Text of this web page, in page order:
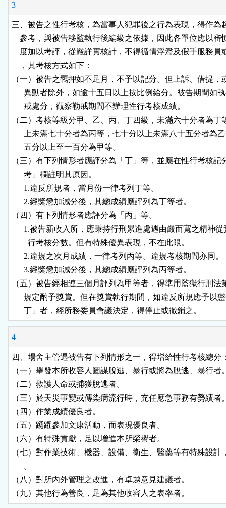
3
三、被告之性行考核，為當事人犯罪後之行為表現，得作為
參考，與被告移監執行後編級之依據，因此各單位應以審
度加以考評，從嚴詳實核計，不得循情浮濫及假手服務員
    ，其考核方式如下：
（一）被告之羈押如不足月，不予以記分。但上訴、借提，
異動者除外，如逾十五日以上按比例給分。被告期間如
      戒處分，觀察勒戒期間不辦理性行考核成績。
（二）考核等級分甲、乙、丙、丁四級，未滿六十分者為丁
上未滿七十分者為丙等，七十分以上未滿八十五分者為
      五分以上至一百分為甲等。
（三）有下列情形者應評分為「丁」等，並應在性行考核記
      考」欄註明其原因。
      1.違反所規者，當月份一律考列丁等。
      2.經獎懲加減分後，其總成績應評列為丁等者。
（四）有下列情形者應評分為「丙」等。
1.被告新收入所，應秉持行刑累進處遇由嚴而寬之精神
        行考核分數。但有特殊優異表現，不在此限。
      2.違規之次月成績，一律考列丙等。違規考核期間亦同。
      3.經獎懲加減分後，其總成績應評列為丙等者。
（五）被告經相連三個月評列為甲等者，得準用監獄行刑法
規定酌予獎賞。但在獎賞執行期間，如違反所規應予以
      丁」者，經所務委員會議決定，得停止或徹銷之。
4
四、場舍主管遇被告有下列情形之一，得增給性行考核總分
（一）舉發本所收容人圖謀脫逃、暴行或將為脫逃、暴行者
（二）救護人命或捕獲脫逃者。
（三）於天災事變或傳染病流行時，充任應急事務有勞績者
（四）作業成績優良者。
（五）踴躍參加文康活動，而表現優良者。
（六）有特殊貢獻，足以增進本所榮譽者。
（七）對作業技術、機器、設備、衛生、醫藥等有特殊設計
      。
（八）對所內外管理之改進，有卓越意見建議者。
（九）其他行為善良，足為其他收容人之表率者。